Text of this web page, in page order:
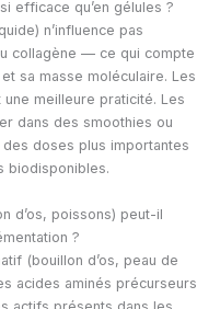
efficace qu’en gélules ?
n’influence pas
collagène — ce qui compte
sa masse moléculaire. Les
meilleure praticité. Les
dans des smoothies ou
doses plus importantes
biodisponibles.
d’os, poissons) peut-il
?
(bouillon d’os, peau de
acides aminés précurseurs